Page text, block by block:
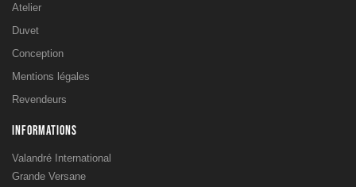
Atelier
Duvet
Conception
Mentions légales
Revendeurs
INFORMATIONS
Valandré International
Grande Versane